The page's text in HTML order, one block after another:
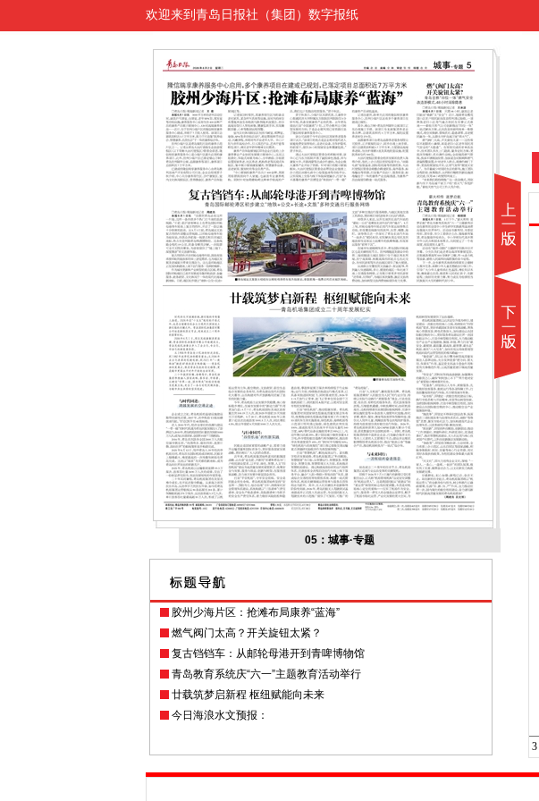
欢迎来到青岛日报社（集团）数字报纸
05：城事·专题
胶州少海片区：抢滩布局康养“蓝海”
燃气阀门太高？开关旋钮太紧？
复古铛铛车：从邮轮母港开到青啤博物馆
青岛教育系统庆“六一”主题教育活动举行
廿载筑梦启新程 枢纽赋能向未来
今日海浪水文预报：
3